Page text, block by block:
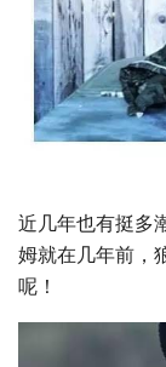
近几年也有挺多
姆就在几年前，
呢！